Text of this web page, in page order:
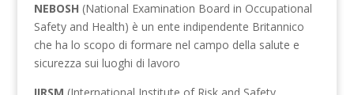
NEBOSH (National Examination Board in Occupational
Safety and Health) è un ente indipendente Britannico
che ha lo scopo di formare nel campo della salute e
sicurezza sui luoghi di lavoro